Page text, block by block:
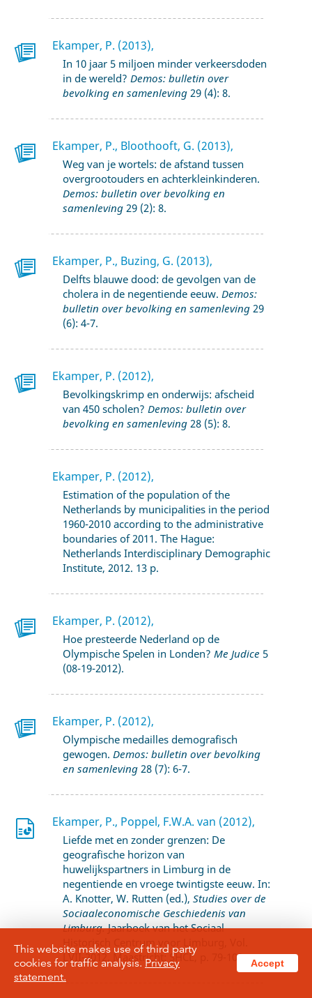
Ekamper, P. (2013),
In 10 jaar 5 miljoen minder verkeersdoden
in de wereld? Demos: bulletin over
bevolking en samenleving 29 (4): 8.
Ekamper, P., Bloothooft, G. (2013),
Weg van je wortels: de afstand tussen
overgrootouders en achterkleinkinderen.
Demos: bulletin over bevolking en
samenleving 29 (2): 8.
Ekamper, P., Buzing, G. (2013),
Delfts blauwe dood: de gevolgen van de
cholera in de negentiende eeuw. Demos:
bulletin over bevolking en samenleving 29
(6): 4-7.
Ekamper, P. (2012),
Bevolkingskrimp en onderwijs: afscheid
van 450 scholen? Demos: bulletin over
bevolking en samenleving 28 (5): 8.
Ekamper, P. (2012),
Estimation of the population of the
Netherlands by municipalities in the period
1960-2010 according to the administrative
boundaries of 2011. The Hague:
Netherlands Interdisciplinary Demographic
Institute, 2012. 13 p.
Ekamper, P. (2012),
Hoe presteerde Nederland op de
Olympische Spelen in Londen? Me Judice 5
(08-19-2012).
Ekamper, P. (2012),
Olympische medailles demografisch
gewogen. Demos: bulletin over bevolking
en samenleving 28 (7): 6-7.
Ekamper, P., Poppel, F.W.A. van (2012),
Liefde met en zonder grenzen: De
geografische horizon van
huwelijkspartners in Limburg in de
negentiende en vroege twintigste eeuw. In:
A. Knotter, W. Rutten (ed.), Studies over de
Sociaaleconomische Geschiedenis van
Limburg.Jaarboek van het Sociaal
Historisch Centrum voor Limburg, Vol.
LVII-2012, Maastricht: SHCL, p. 79-103.
This website makes use of third party
cookies for traffic analysis. Privacy
statement.
Accept